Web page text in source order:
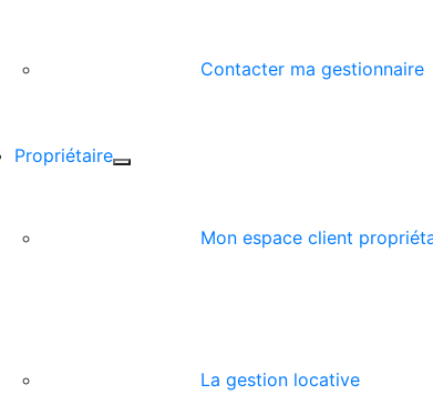
Contacter ma gestionnaire
Propriétaire
Mon espace client
La gestion locative